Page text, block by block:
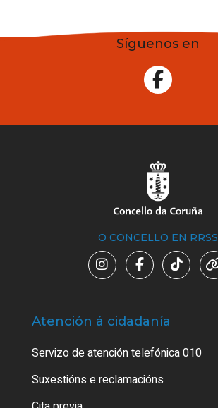
Síguenos en
O CONCELLO EN RRSS
Atención á cidadanía
Servizo de atención telefónica 010
Suxestións e reclamacións